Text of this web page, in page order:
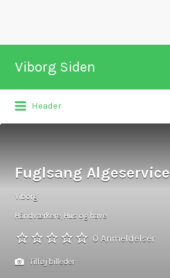
Viborg Siden
Naviger rundt i Viborg
efter:
Header
efter:
Fuglsang Algeservice
Viborg
Håndværkere, Hus og have
0 Anmeldelser
Tilføj billeder